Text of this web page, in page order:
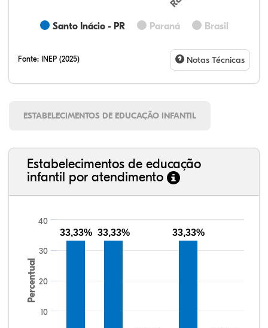
Santo Inácio - PR Paraná Brasil
Fonte: INEP (2025) Notas Técnicas
ESTABELECIMENTOS DE EDUCAÇÃO INFANTIL
Estabelecimentos de educação
infantil por atendimento
Percentual
10
20
30
40
33,33% 33,33% 33,33%